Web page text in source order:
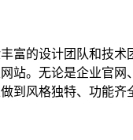
富的设计团队和技术
站。无论是企业官网
到风格独特、功能齐